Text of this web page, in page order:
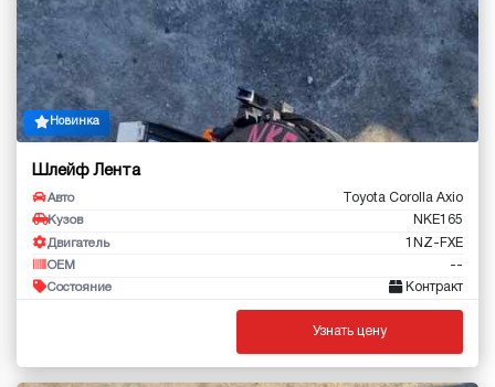
Новинка
Шлейф Лента
Авто Toyota Corolla Axio
Кузов NKE165
Двигатель 1NZ-FXE
OEM --
Состояние Контракт
Узнать цену